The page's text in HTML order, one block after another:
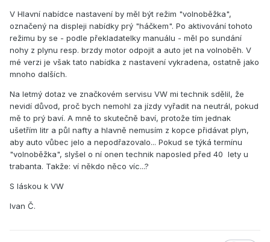
V Hlavní nabídce nastavení by měl být režim "volnoběžka",
označený na displeji nabídky prý "háčkem". Po aktivování tohoto
režimu by se - podle překladatelky manuálu - měl po sundání
nohy z plynu resp. brzdy motor odpojit a auto jet na volnoběh. V
mé verzi je však tato nabídka z nastavení vykradena, ostatně jako
mnoho dalších.
Na letmý dotaz ve značkovém servisu VW mi technik sdělil, že
nevidí důvod, proč bych nemohl za jízdy vyřadit na neutrál, pokud
mě to prý baví. A mně to skutečně baví, protože tím jednak
ušetřím litr a půl nafty a hlavně nemusím z kopce přidávat plyn,
aby auto vůbec jelo a nepodřazovalo... Pokud se týká termínu
"volnoběžka", slyšel o ní onen technik naposled před 40 lety u
trabanta. Takže: ví někdo něco víc...?
S láskou k VW
Ivan Č.